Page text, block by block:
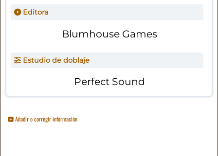
Editora
Blumhouse Games
Estudio de doblaje
Perfect Sound
Añadir o corregir información